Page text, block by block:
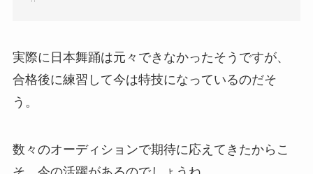
実際に日本舞踊は元々できなかったそうですが、
合格後に練習して今は特技になっているのだそ
う。
数々のオーディションで期待に応えてきたからこ